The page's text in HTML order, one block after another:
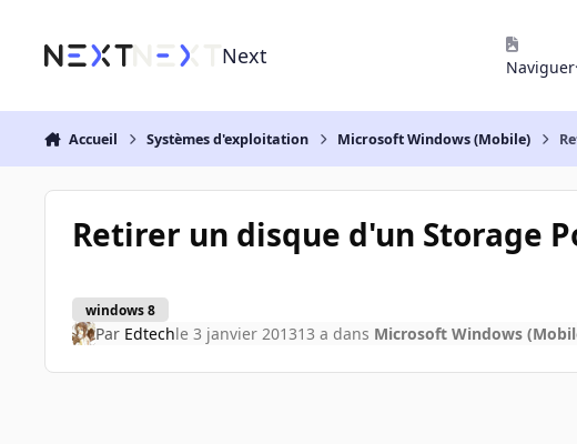
Next Naviguer
Accueil Systèmes d'exploitation Microsoft Windows (Mobile)
Retirer un disque d'un Storage
windows 8
Par Edtechle 3 janvier 201313 a dans Microsoft Windows